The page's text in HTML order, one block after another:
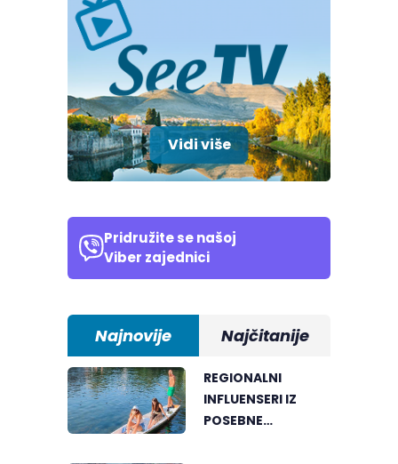
Vidi više
Pridružite se našoj
Viber zajednici
Najnovije Najčitanije
REGIONALNI
INFLUENSERI IZ
POSEBNE